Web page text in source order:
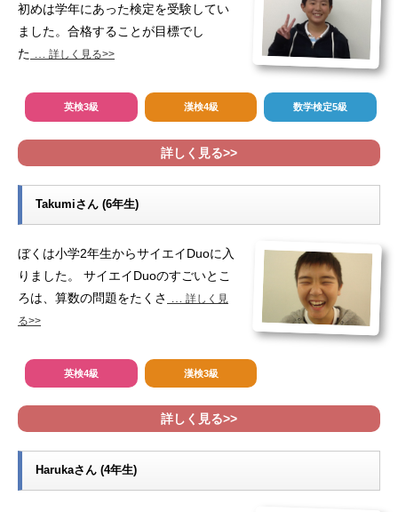
初めは学年にあった検定を受験してい
ました。合格することが目標でし
た
詳しく見る>>
英検3級 漢検4級 数学検定5級
詳しく見る>>
Takumiさん (6年生)
ぼくは小学2年生からサイエイDuoに入
りました。 サイエイDuoのすごいとこ
ろは、算数の問題をたくさ
詳しく見
る>>
英検4級 漢検3級
詳しく見る>>
Harukaさん (4年生)